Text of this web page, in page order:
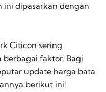
ini dipasarkan dengan
Citicon sering
faktor. Bagi
update harga bata
berikut ini!